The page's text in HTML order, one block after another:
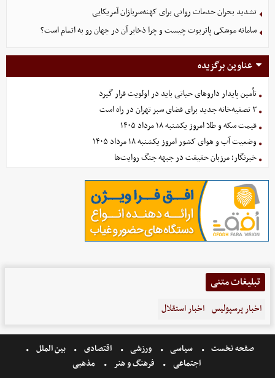
تشدید بحران خدمات روانی برای کهنه‌سربازان آمریکایی
سامانه موشکی پاتریوت چیست و چرا ذخایر آن در جهان رو به اتمام است؟
عناوین برگزیده
تأمین پایدار داروهای حیاتی باید در اولویت قرار گیرد
۳ تصفیه‌خانه جدید برای فضای سبز تهران در راه است
قیمت سکه و طلا امروز یکشنبه ۱۸ مرداد ۱۴۰۵
وضعیت آب و هوای کشور امروز یکشنبه ۱۸ مرداد ۱۴۰۵
خبرنگار؛ مرزبان حقیقت در جبهه جنگ روایت‌ها
تبلیغات متنی
اخبار پرسپولیس اخبار استقلال
صفحه نخست سیاسی ورزشی اقتصادی
بین الملل
اجتماعی
فرهنگ و هنر مذهبی